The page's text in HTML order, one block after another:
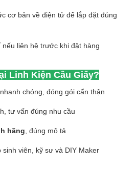
cơ bản về điện tử để lắp đặt đúng
nếu liên hệ trước khi đặt hàng
Linh Kiện Cầu Giấy?
chóng, đóng gói cẩn thận
tư vấn đúng nhu cầu
hãng , đúng mô tả
viên, kỹ sư và DIY Maker